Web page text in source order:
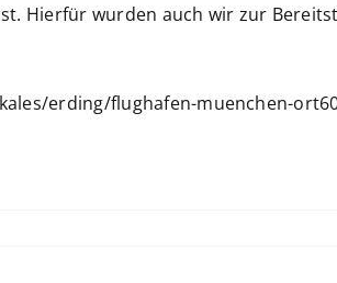
Hierfür wurden auch wir zur
erding/flughafen-muenchen-